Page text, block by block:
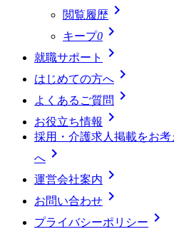
閲覧履歴 
キープ0 
就職サポート 
はじめての方へ 
よくあるご質問 
お役立ち情報 
採用・介護求人掲載をお
へ 
運営会社案内 
お問い合わせ 
プライバシーポリシー 